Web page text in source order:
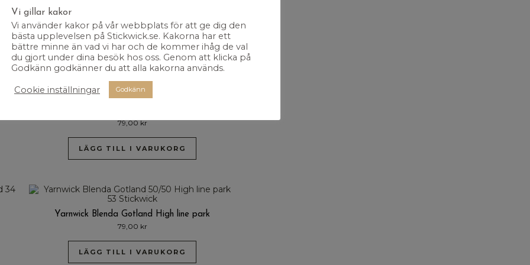
Yarnwick Blenda Gotland Brick by brick
LÄGG TILL I VARUKORG
79,00kr
LÄGG TILL I VARUKORG
Yarnwick Blenda Gotland High line park
79,00 kr
LÄGG TILL I VARUKORG
Vi gillar kakor
Vi använder kakor på vår webbplats för att ge dig den
bästa upplevelsen på Stickwick.se. Kakorna har ett
bättre minne än vad vi har och de kommer ihåg de val
du gjort under dina besök hos oss. Genom att klicka på
Godkänn godkänner du att alla kakorna används.
Cookie inställningar Godkänn